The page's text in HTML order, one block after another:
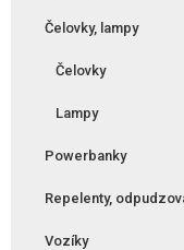
Čelovky, lampy
Čelovky
Lampy
Powerbanky
Repelenty,
Vozíky